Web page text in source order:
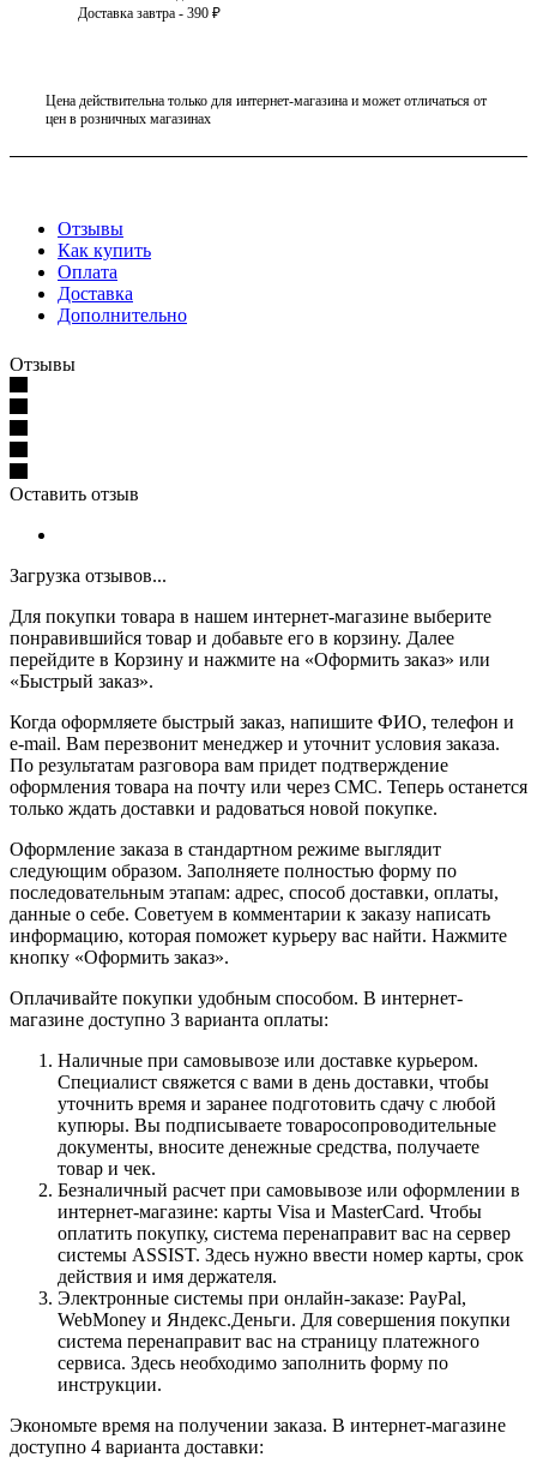
Доставка завтра - 390 ₽
Цена действительна только для интернет-магазина и может отличаться от
цен в розничных магазинах
Отзывы
Как купить
Оплата
Доставка
Дополнительно
Отзывы
Оставить отзыв
Загрузка отзывов...
Для покупки товара в нашем интернет-магазине выберите
понравившийся товар и добавьте его в корзину. Далее
перейдите в Корзину и нажмите на «Оформить заказ» или
«Быстрый заказ».
Когда оформляете быстрый заказ, напишите ФИО, телефон и
e-mail. Вам перезвонит менеджер и уточнит условия заказа.
По результатам разговора вам придет подтверждение
оформления товара на почту или через СМС. Теперь останется
только ждать доставки и радоваться новой покупке.
Оформление заказа в стандартном режиме выглядит
следующим образом. Заполняете полностью форму по
последовательным этапам: адрес, способ доставки, оплаты,
данные о себе. Советуем в комментарии к заказу написать
информацию, которая поможет курьеру вас найти. Нажмите
кнопку «Оформить заказ».
Оплачивайте покупки удобным способом. В интернет-
магазине доступно 3 варианта оплаты:
Наличные при самовывозе или доставке курьером.
Специалист свяжется с вами в день доставки, чтобы
уточнить время и заранее подготовить сдачу с любой
купюры. Вы подписываете товаросопроводительные
документы, вносите денежные средства, получаете
товар и чек.
Безналичный расчет при самовывозе или оформлении в
интернет-магазине: карты Visa и MasterCard. Чтобы
оплатить покупку, система перенаправит вас на сервер
системы ASSIST. Здесь нужно ввести номер карты, срок
действия и имя держателя.
Электронные системы при онлайн-заказе: PayPal,
WebMoney и Яндекс.Деньги. Для совершения покупки
система перенаправит вас на страницу платежного
сервиса. Здесь необходимо заполнить форму по
инструкции.
Экономьте время на получении заказа. В интернет-магазине
доступно 4 варианта доставки: